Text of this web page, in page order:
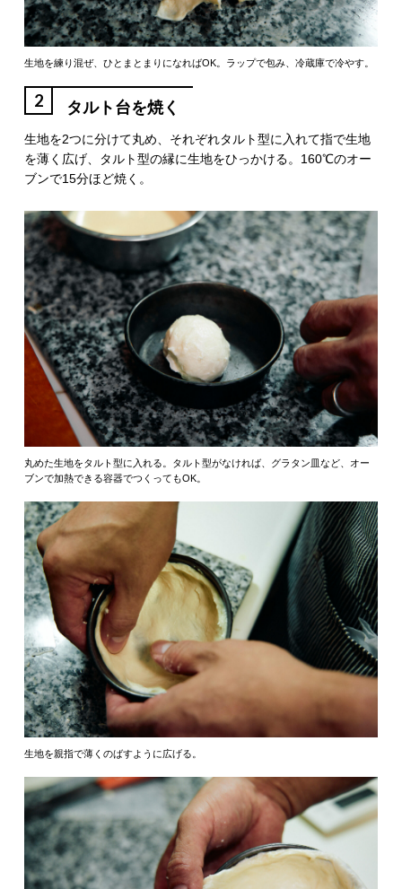
生地を練り混ぜ、ひとまとまりになればOK。ラップで包み、冷蔵庫で冷やす。
2 タルト台を焼く
生地を2つに分けて丸め、それぞれタルト型に入れて指で生地
を薄く広げ、タルト型の縁に生地をひっかける。160℃のオー
ブンで15分ほど焼く。
丸めた生地をタルト型に入れる。タルト型がなければ、グラタン皿など、オー
ブンで加熱できる容器でつくってもOK。
生地を親指で薄くのばすように広げる。